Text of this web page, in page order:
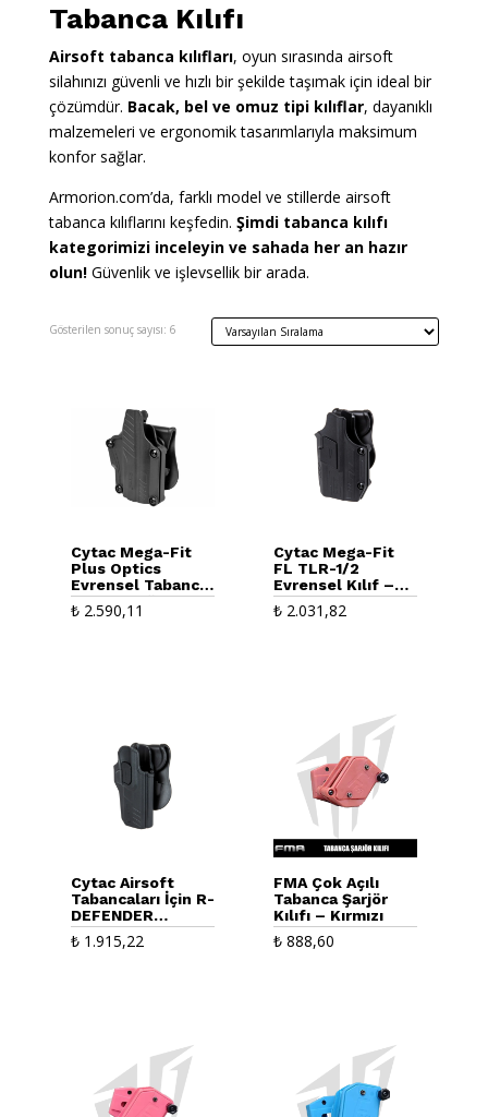
Tabanca Kılıfı
Airsoft tabanca kılıfları, oyun sırasında airsoft
silahınızı güvenli ve hızlı bir şekilde taşımak için ideal bir
çözümdür. Bacak, bel ve omuz tipi kılıflar, dayanıklı
malzemeleri ve ergonomik tasarımlarıyla maksimum
konfor sağlar.
Armorion.com’da, farklı model ve stillerde airsoft
tabanca kılıflarını keşfedin. Şimdi tabanca kılıfı
kategorimizi inceleyin ve sahada her an hazır
olun!Güvenlik ve işlevsellik bir arada.
Gösterilen sonuç sayısı: 6
Cytac Mega-Fit
Plus Optics
Evrensel Tabanca
Kılıfı – Sağ El –
Siyah
₺2.590,11
Cytac Mega-Fit
FL TLR-1/2
Evrensel Kılıf –
Siyah
₺ 2.031,82
Cytac Airsoft
Tabancaları İçin R-
DEFENDER
Tabanca Kılıfı –
Sağ El – Siyah
₺1.915,22
FMA Çok Açılı
Tabanca Şarjör
Kılıfı – Kırmızı
₺ 888,60